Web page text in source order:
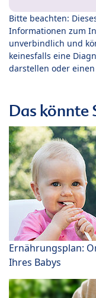
Bitte beachten:
Informationen zum
unverbindlich und
keinesfalls eine
darstellen oder
Das könnte
Ernährungsplan:
Ihres Babys